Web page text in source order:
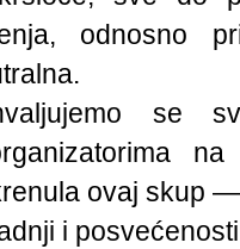
odnosno
se
ovaj skup
i